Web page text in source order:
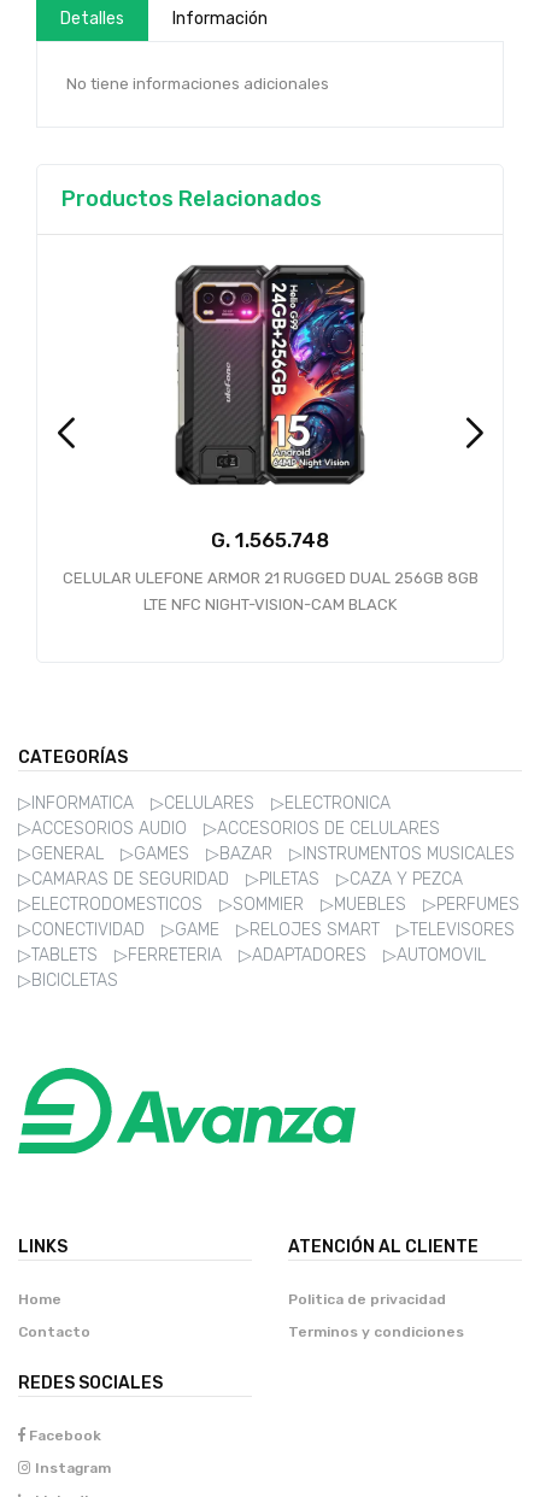
Detalles Información
No tiene informaciones adicionales
Productos Relacionados
G. 1.565.748
CELULAR ULEFONE ARMOR 21 RUGGED DUAL 256GB 8GB
LTE NFC NIGHT-VISION-CAM BLACK
CATEGORÍAS
▷INFORMATICA ▷CELULARES
▷ELECTRONICA
▷ACCESORIOS AUDIO
▷ACCESORIOS DE CELULARES
▷GENERAL
▷GAMES ▷BAZAR
▷INSTRUMENTOS MUSICALES
▷CAMARAS DE SEGURIDAD
▷PILETAS
▷CAZA Y PEZCA
▷ELECTRODOMESTICOS
▷SOMMIER ▷MUEBLES
▷PERFUMES
▷CONECTIVIDAD
▷GAME ▷RELOJES SMART
▷TELEVISORES
▷TABLETS
▷FERRETERIA ▷ADAPTADORES
▷AUTOMOVIL
▷BICICLETAS
LINKS
Home
Contacto
ATENCIÓN AL CLIENTE
Politica de privacidad
Terminos y condiciones
REDES SOCIALES
Facebook
Instagram